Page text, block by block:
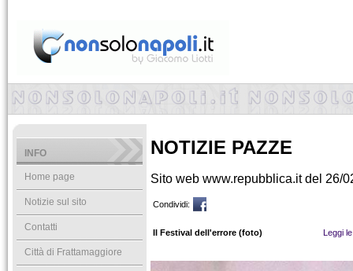
INFO
Home page
Notizie sul sito
Contatti
Città di Frattamaggiore
NOTIZIE PAZZE
Sito web www.repubblica.it del 26/
Condividi:
Il Festival dell'errore (foto) Leggi